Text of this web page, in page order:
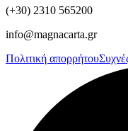
(+30) 2310 565200
info@magnacarta.gr
Πολιτική απορρήτου